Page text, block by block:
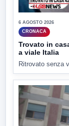
6 AGOSTO 2026
CRONACA
Trovato in
a viale Italia
Ritrovato senza